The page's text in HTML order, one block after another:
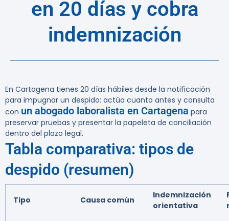
en 20 días y cobra
indemnización
En Cartagena tienes 20 días hábiles desde la notificación
para impugnar un despido: actúa cuanto antes y consulta
con un abogado laboralista en Cartagena para
preservar pruebas y presentar la papeleta de conciliación
dentro del plazo legal.
Tabla comparativa: tipos de
despido (resumen)
Tipo Causa común
Indemnización
orientativa